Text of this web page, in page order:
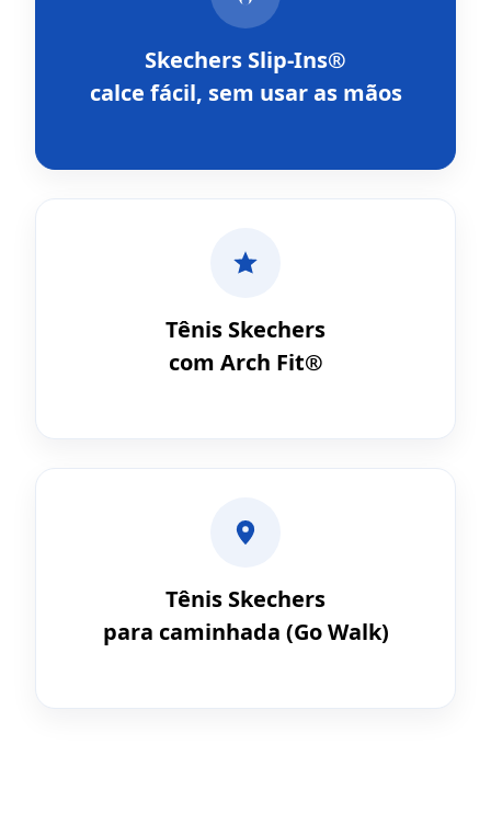
Skechers Slip-Ins®
calce fácil, sem usar as mãos
Tênis Skechers
com Arch Fit®
Tênis Skechers
para caminhada (Go Walk)